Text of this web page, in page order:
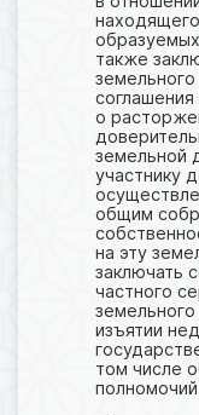
также
о
земельной
участнику
общим
на эту
заключать
частного
земельного
изъятии
том числе